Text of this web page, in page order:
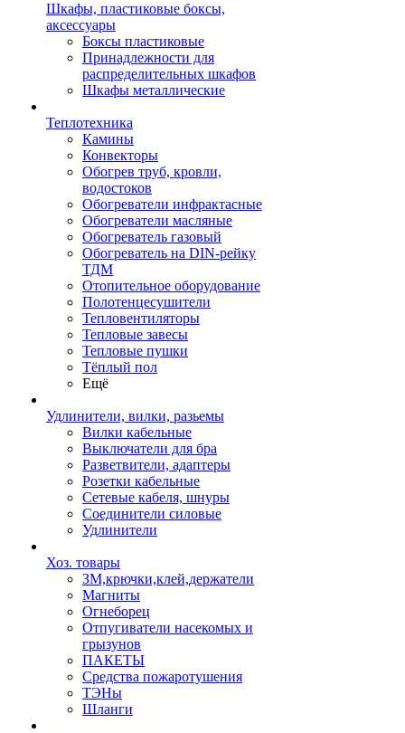
Шкафы, пластиковые боксы,
аксессуары
Боксы пластиковые
Принадлежности для
распределительных шкафов
Шкафы металлические
Теплотехника
Камины
Конвекторы
Обогрев труб, кровли,
водостоков
Обогреватели инфрактасные
Обогреватели масляные
Обогреватель газовый
Обогреватель на DIN-рейку
ТДМ
Отопительное оборудование
Полотенцесушители
Тепловентиляторы
Тепловые завесы
Тепловые пушки
Тёплый пол
Ещё
Удлинители, вилки, разьемы
Вилки кабельные
Выключатели для бра
Разветвители, адаптеры
Розетки кабельные
Сетевые кабеля, шнуры
Соединители силовые
Удлинители
Хоз. товары
ЗМ,крючки,клей,держатели
Магниты
Огнеборец
Отпугиватели насекомых и
грызунов
ПАКЕТЫ
Средства пожаротушения
ТЭНы
Шланги